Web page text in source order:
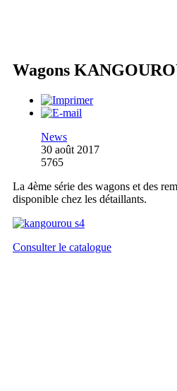
Wagons
News
30 août 2017
5765
La 4ème série des wagons et des
disponible chez les détaillants.
Consulter le catalogue